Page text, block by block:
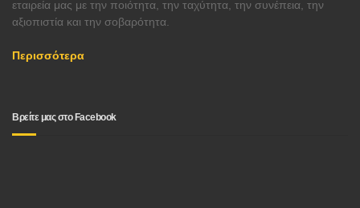
εταιρεία μας με την ποιότητα, την ταχύτητα, την συνέπεια, την
αξιοπιστία και την σοβαρότητα.
Περισσότερα
Βρείτε μας στο Facebook